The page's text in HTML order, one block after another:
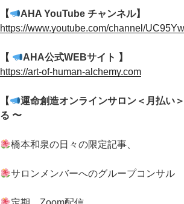
【
AHA YouTube チャンネル】
https://www.youtube.com/channel/
【
AHA公式WEBサイト 】
https://art-of-human-alchemy.com
【
運命創造オンラインサロン＜月払い
る 〜
橋本和泉の日々の限定記事、
サロンメンバーへのグループコンサル